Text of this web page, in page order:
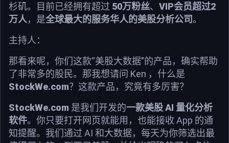
杉矶。目前已经拥有超过 50万粉丝、 VIP会员超过2
万人，是全球最大的服务华人的美股分析公司。
主持人：
那看来呢，你们这款“美股大数据”的产品，确实帮助
了非常多的股民。那我想请问 Ken ，什么是
StockWe.com？这款产品，究竟有多厉害？
StockWe.com 是我们开发的一款美股 AI 量化分析
软件。你只要打开网页就能用，也能接收 App 的通
知提醒。我们通过 AI 和大数据，每天为你筛选出最